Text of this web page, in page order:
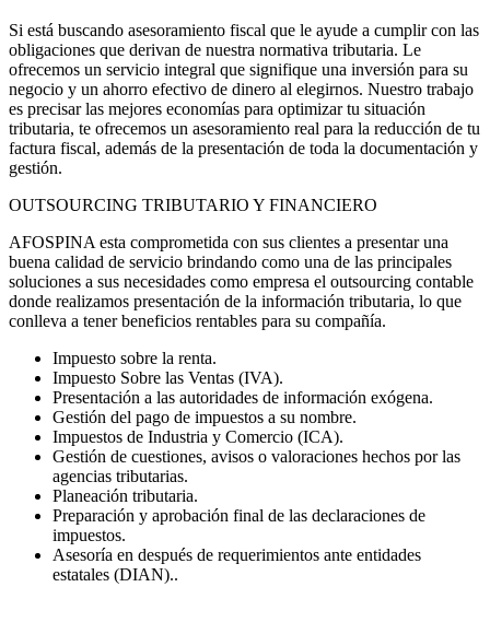
Si está buscando asesoramiento fiscal que le ayude a cumplir con las
obligaciones que derivan de nuestra normativa tributaria. Le
ofrecemos un servicio integral que signifique una inversión para su
negocio y un ahorro efectivo de dinero al elegirnos. Nuestro trabajo
es precisar las mejores economías para optimizar tu situación
tributaria, te ofrecemos un asesoramiento real para la reducción de tu
factura fiscal, además de la presentación de toda la documentación y
gestión.
OUTSOURCING TRIBUTARIO Y FINANCIERO
AFOSPINA esta comprometida con sus clientes a presentar una
buena calidad de servicio brindando como una de las principales
soluciones a sus necesidades como empresa el outsourcing contable
donde realizamos presentación de la información tributaria, lo que
conlleva a tener beneficios rentables para su compañía.
Impuesto sobre la renta.
Impuesto Sobre las Ventas (IVA).
Presentación a las autoridades de información exógena.
Gestión del pago de impuestos a su nombre.
Impuestos de Industria y Comercio (ICA).
Gestión de cuestiones, avisos o valoraciones hechos por las
agencias tributarias.
Planeación tributaria.
Preparación y aprobación final de las declaraciones de
impuestos.
Asesoría en después de requerimientos ante entidades
estatales (DIAN)..